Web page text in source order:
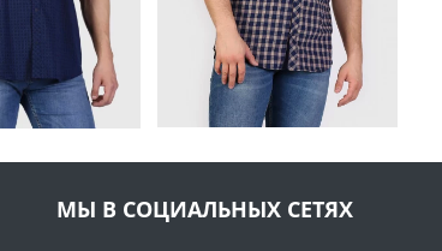
МЫ В СОЦИАЛЬНЫХ СЕТЯХ